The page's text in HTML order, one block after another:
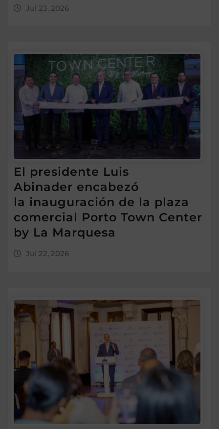
Jul 23, 2026
El presidente Luis
Abinader encabezó
la inauguración de la plaza
comercial Porto Town Center
by La Marquesa
Jul 22, 2026